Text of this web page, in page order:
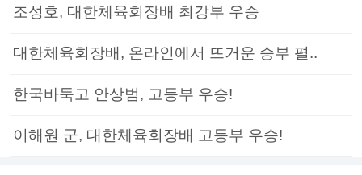
조성호, 대한체육회장배 최강부 우승
대한체육회장배, 온라인에서 뜨거운 승부 펼..
한국바둑고 안상범, 고등부 우승!
이해원 군, 대한체육회장배 고등부 우승!